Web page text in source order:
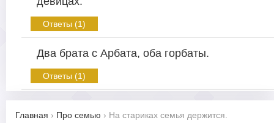
Ответы (1)
Два брата с Арбата, оба горбаты.
Ответы (1)
Главная › Про семью › На стариках семья держится.